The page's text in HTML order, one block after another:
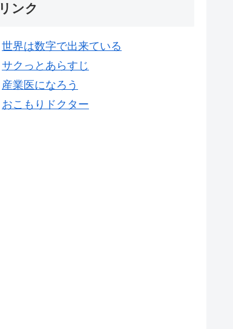
リンク
世界は数字で出来ている
サクっとあらすじ
産業医になろう
おこもりドクター